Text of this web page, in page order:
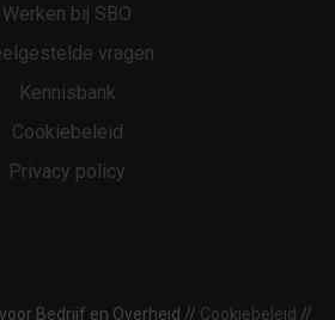
Werken bij SBO
vragen
Kennisbank
Cookiebeleid
Privacy policy
Bedrijf en Overheid // Cookiebeleid //